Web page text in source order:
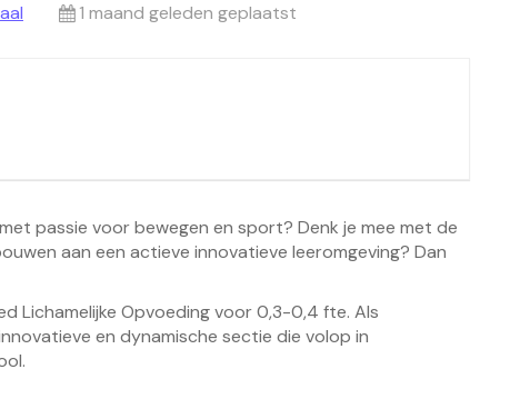
1 maand geleden geplaatst
passie voor bewegen en sport? Denk je mee met de
aan een actieve innovatieve leeromgeving? Dan
Lichamelijke Opvoeding voor 0,3-0,4 fte. Als
en dynamische sectie die volop in